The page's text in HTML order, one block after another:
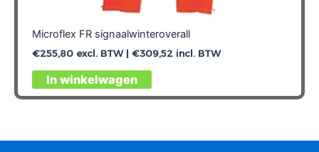
Microflex FR signaalwinteroverall
€255,80excl. BTW | €309,52incl. BTW
In winkelwagen
Dit
product
variaties.